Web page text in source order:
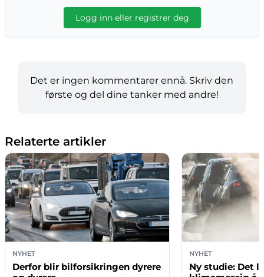
Logg inn eller registrer deg
Det er ingen kommentarer ennå. Skriv den
første og del dine tanker med andre!
Relaterte artikler
NYHET
Derfor blir bilforsikringen dyrere
NYHET
Ny studie: Det